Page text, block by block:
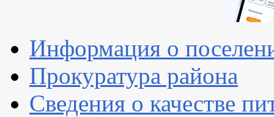
Информация о
Прокуратура района
Сведения о качестве